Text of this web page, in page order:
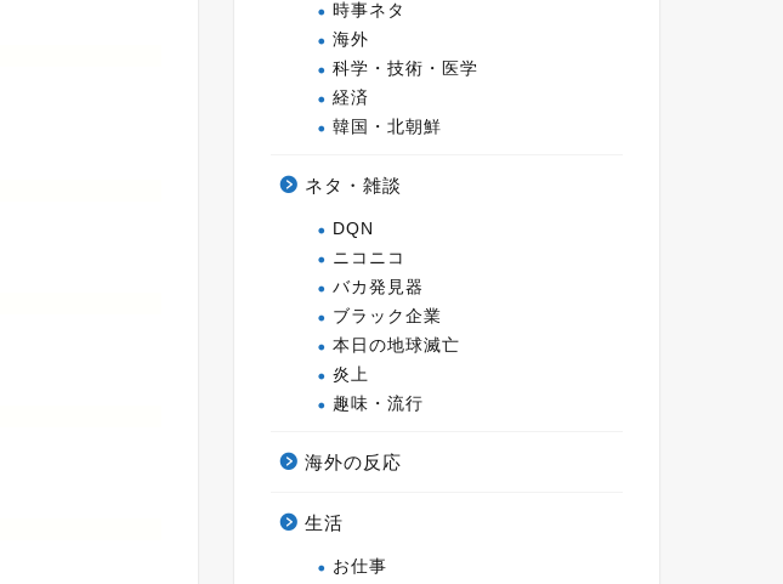
時事ネタ
海外
科学・技術・医学
経済
韓国・北朝鮮
ネタ・雑談
DQN
ニコニコ
バカ発見器
ブラック企業
本日の地球滅亡
炎上
趣味・流行
海外の反応
生活
お仕事